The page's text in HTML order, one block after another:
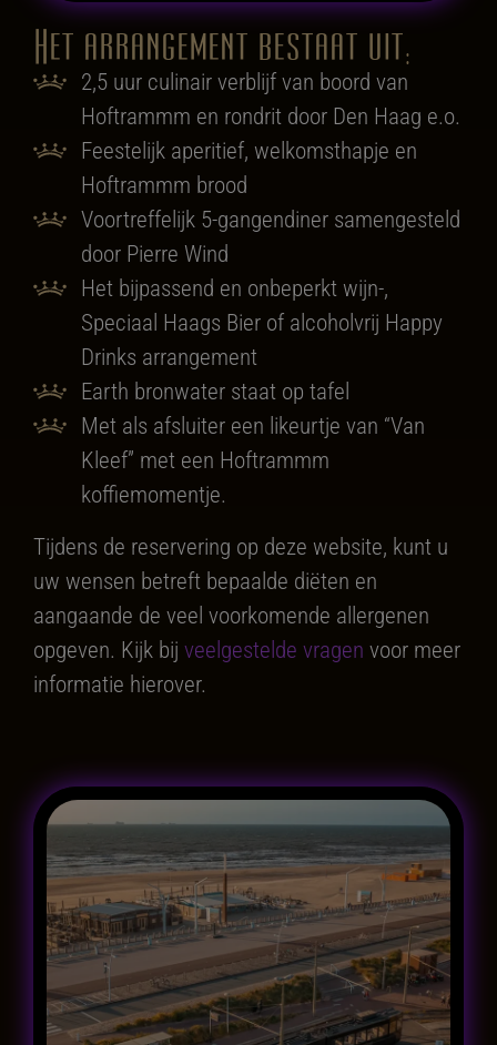
Het arrangement bestaat uit:
2,5 uur culinair verblijf van boord van
Hoftrammm en rondrit door Den Haag e.o.
Feestelijk aperitief, welkomsthapje en
Hoftrammm brood
Voortreffelijk 5-gangendiner samengesteld
door Pierre Wind
Het bijpassend en onbeperkt wijn-,
Speciaal Haags Bier of alcoholvrij Happy
Drinks arrangement
Earth bronwater staat op tafel
Met als afsluiter een likeurtje van “Van
Kleef” met een Hoftrammm
koffiemomentje.
Tijdens de reservering op deze website, kunt u
uw wensen betreft bepaalde diëten en
aangaande de veel voorkomende allergenen
opgeven. Kijk bij veelgestelde vragen voor meer
informatie hierover.